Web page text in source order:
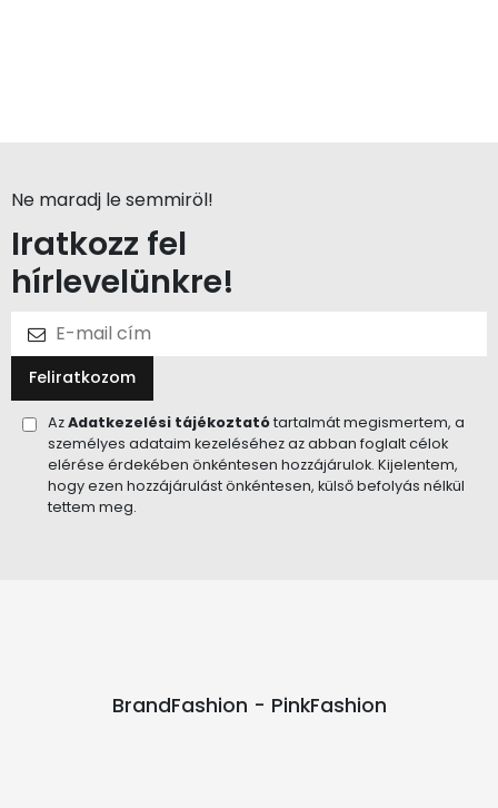
Ne maradj le semmiröl!
Iratkozz fel
hírlevelünkre!
Feliratkozom
AzAdatkezelési tájékoztatótartalmát megismertem, a
személyes adataim kezeléséhez az abban foglalt célok
elérése érdekében önkéntesen hozzájárulok. Kijelentem,
hogy ezen hozzájárulást önkéntesen, külső befolyás nélkül
tettem meg.
BrandFashion - PinkFashion